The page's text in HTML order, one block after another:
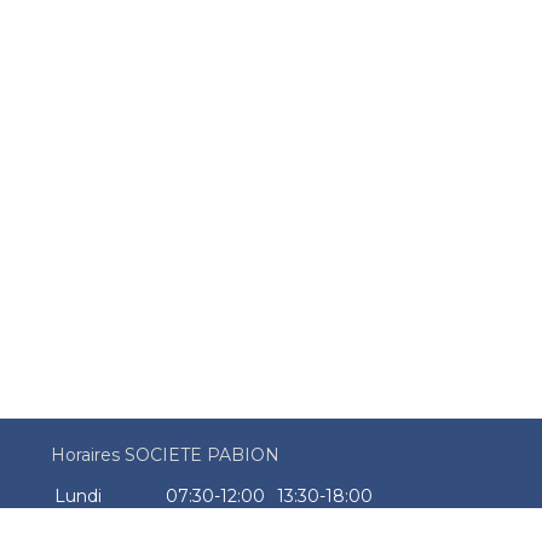
Horaires SOCIETE PABION
Lundi
07:30-12:00
13:30-18:00